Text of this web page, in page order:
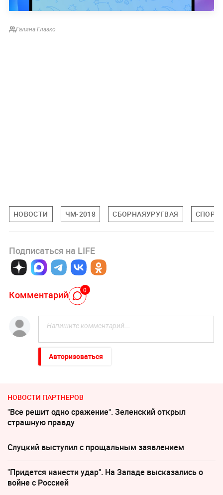
Галина Глазко
НОВОСТИ ЧМ-2018 СБОРНАЯУРУГВАЯ СПОРТ
Подписаться на LIFE
Комментарий 0
Авторизоваться
НОВОСТИ ПАРТНЕРОВ
"Все решит одно сражение". Зеленский открыл
страшную правду
Слуцкий выступил с прощальным заявлением
"Придется нанести удар". На Западе высказались о
войне с Россией